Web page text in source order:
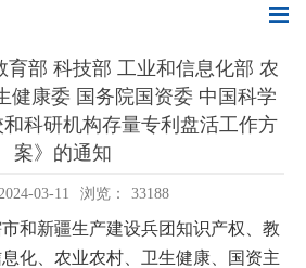
育部 科技部 工业和信息化部 农
健康委 国务院国资委 中国科学
科研机构存量专利盘活工作方
案》的通知
03-11 浏览： 33188
和新疆生产建设兵团知识产权、教
化、农业农村、卫生健康、国资主